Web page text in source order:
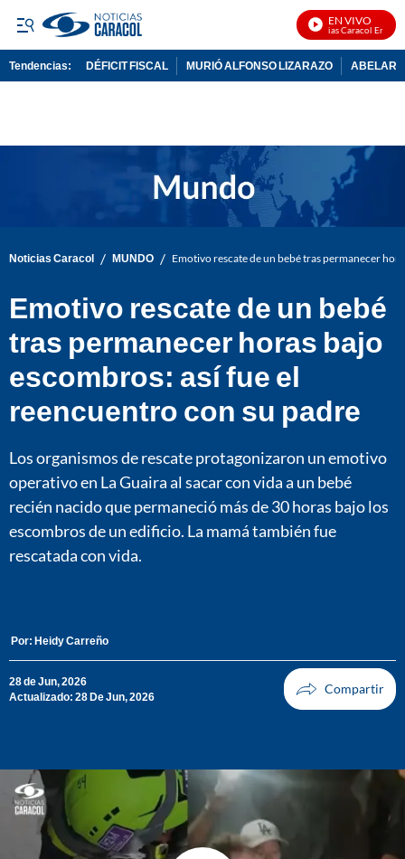
EN VIVO
Noticias Caracol En Vivo
Tendencias: DÉFICIT FISCAL MURIÓ ALFONSO LIZARAZO
Noticias Caracol / MUNDO / Emotivo rescate de un bebé tras permanecer
Emotivo rescate de un bebé
tras permanecer horas bajo
escombros: así fue el
reencuentro con su padre
Los organismos de rescate protagonizaron un emotivo
operativo en La Guaira al sacar con vida a un bebé
recién nacido que permaneció más de 30 horas bajo los
escombros de un edificio. La mamá también fue
rescatada con vida.
Por: Heidy Carreño
28 de Jun, 2026
Actualizado: 28 De Jun, 2026